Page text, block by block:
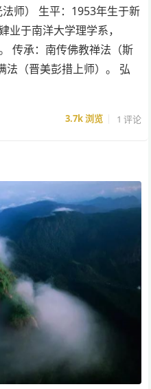
师） 生平：1953年生于新
业于南洋大学理学系，
传承：南传佛教禅法（斯
法（晋美彭措上师）。 弘
3.7k浏览 1 评论